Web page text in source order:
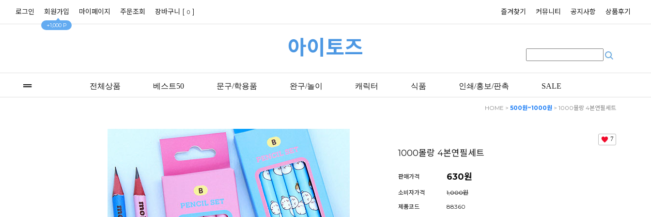
로그인 회원가입
+1,000 P
마이페이지 주문조회 장바구니 [ 0 ] 즐겨찾기 커뮤니티 공지사항 상품후기
아이토즈
전체상품 베스트50 문구/학용품 완구/놀이 캐릭터 식품 인쇄/홍보/판촉 SALE
HOME > 500원~1000원 > 1000몰랑 4본연필세트
7
1000몰랑 4본연필세트
판매가격 630원
소비자가격
1,000원
제품코드
88360